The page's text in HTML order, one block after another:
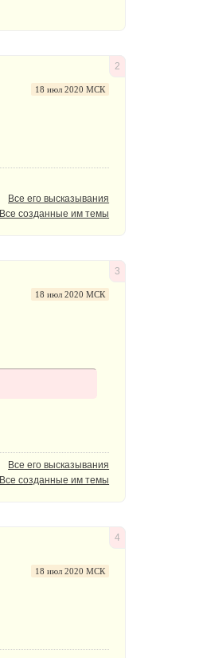
2
18 июл 2020 МСК
Все его высказывания
Все созданные им темы
3
18 июл 2020 МСК
Все его высказывания
Все созданные им темы
4
18 июл 2020 МСК